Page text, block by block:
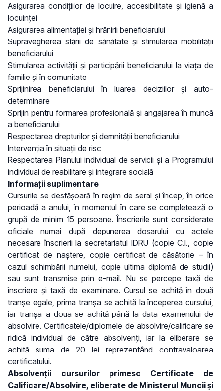
Asigurarea condițiilor de locuire, accesibilitate și igienă a
locuinței
Asigurarea alimentației și hrănirii beneficiarului
Supravegherea stării de sănătate și stimularea mobilității
beneficiarului
Stimularea activității și participării beneficiarului la viața de
familie și în comunitate
Sprijinirea beneficiarului în luarea deciziilor și auto-
determinare
Sprijin pentru formarea profesională și angajarea în muncă
a beneficiarului
Respectarea drepturilor și demnității beneficiarului
Intervenția în situații de risc
Respectarea Planului individual de servicii și a Programului
individual de reabilitare și integrare socială
Informații suplimentare
Cursurile se desfășoară în regim de seral și încep, în orice
perioadă a anului, în momentul în care se completează o
grupă de minim 15 persoane. Înscrierile sunt considerate
oficiale numai după depunerea dosarului cu actele
necesare înscrierii la secretariatul IDRU (copie C.I., copie
certificat de naștere, copie certificat de căsătorie – în
cazul schimbării numelui, copie ultima diplomă de studii)
sau sunt transmise prin e-mail. Nu se percepe taxă de
înscriere și taxă de examinare. Cursul se achită în două
tranșe egale, prima tranșa se achită la începerea cursului,
iar tranșa a doua se achită până la data examenului de
absolvire. Certificatele/diplomele de absolvire/calificare se
ridică individual de către absolvenți, iar la eliberare se
achită suma de 20 lei reprezentând contravaloarea
certificatului.
Absolvenţii cursurilor primesc Certificate de
Calificare/Absolvire, eliberate de Ministerul Muncii și